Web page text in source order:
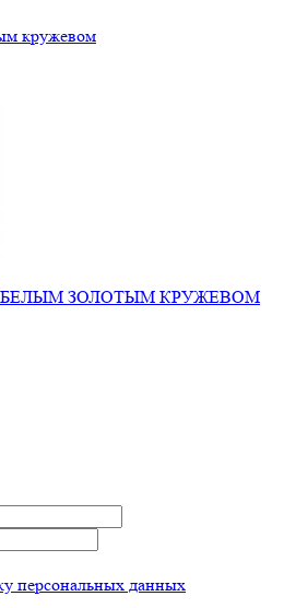
кружевом
БЕЛЫМ ЗОЛОТЫМ КРУЖЕВОМ
персональных данных